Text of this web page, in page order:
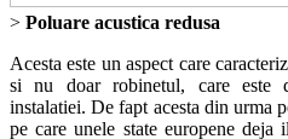
> Poluare acustica redusa
Acesta este un aspect care
si nu doar robinetul, care este
instalatiei. De fapt acesta din urma
pe care unele state europene deja